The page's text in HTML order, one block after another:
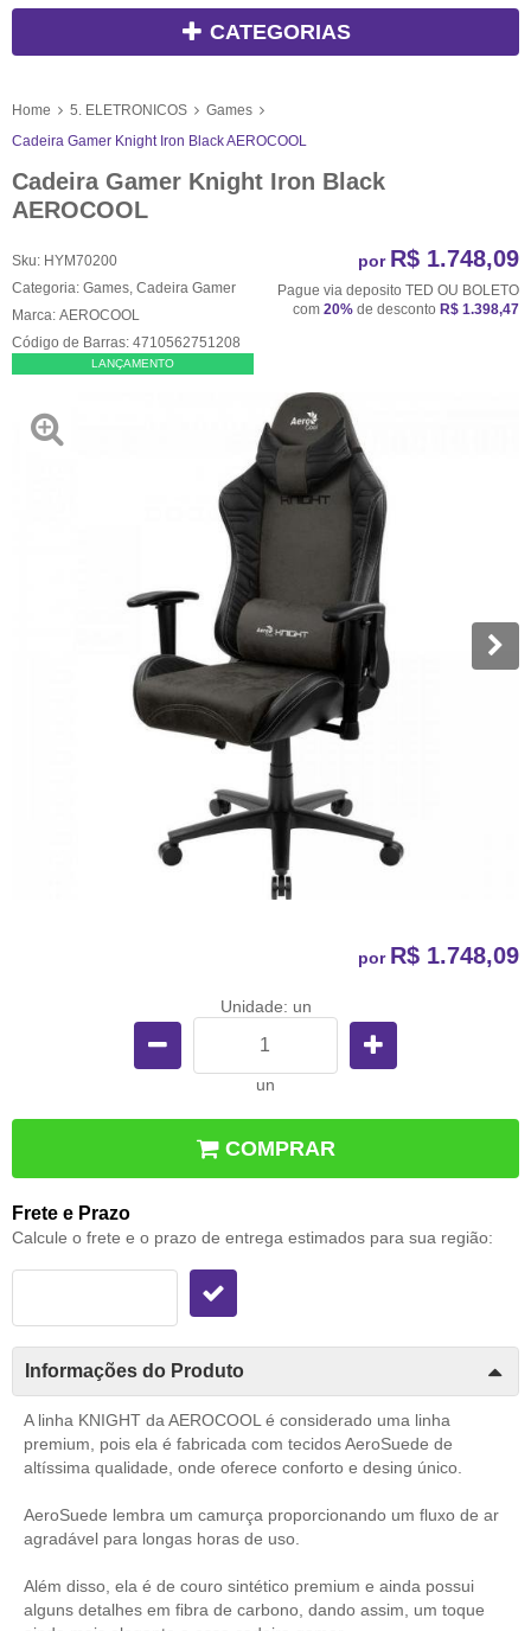
CATEGORIAS
Home 5. ELETRONICOS
Games
Cadeira Gamer Knight Iron Black AEROCOOL
Cadeira Gamer Knight Iron Black
AEROCOOL
Sku: HYM70200
Categoria: Games Cadeira Gamer
Marca: AEROCOOL
Código de Barras: 4710562751208
LANÇAMENTO
por R$ 1.748,09
Pague via deposito TED OU BOLETO
com 20% de desconto R$ 1.398,47
por R$ 1.748,09
Unidade: un
un
COMPRAR
Frete e Prazo
Calcule o frete e o prazo de entrega estimados para sua região:
Informações do Produto
A linha KNIGHT da AEROCOOL é considerado uma linha
premium, pois ela é fabricada com tecidos AeroSuede de
altíssima qualidade, onde oferece conforto e desing único.
AeroSuede lembra um camurça proporcionando um fluxo de ar
agradável para longas horas de uso.
Além disso, ela é de couro sintético premium e ainda possui
alguns detalhes em fibra de carbono, dando assim, um toque